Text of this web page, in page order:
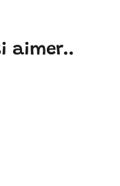
aimer..